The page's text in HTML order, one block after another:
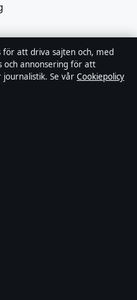
för att driva sajten och, med
och annonsering för att
Se vår Cookiepolicy